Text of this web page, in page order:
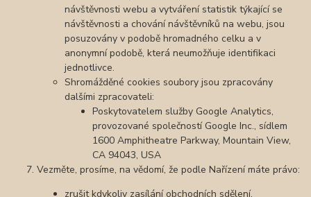
návštěvnosti webu a vytváření statistik týkající se
návštěvnosti a chování návštěvníků na webu, jsou
posuzovány v podobě hromadného celku a v
anonymní podobě, která neumožňuje identifikaci
jednotlivce.
Shromážděné cookies soubory jsou zpracovány
dalšími zpracovateli:
Poskytovatelem služby Google Analytics,
provozované společností Google Inc., sídlem
1600 Amphitheatre Parkway, Mountain View,
CA 94043, USA
Vezměte, prosíme, na vědomí, že podle Nařízení máte právo:
zrušit kdykoliv zasílání obchodních sdělení,